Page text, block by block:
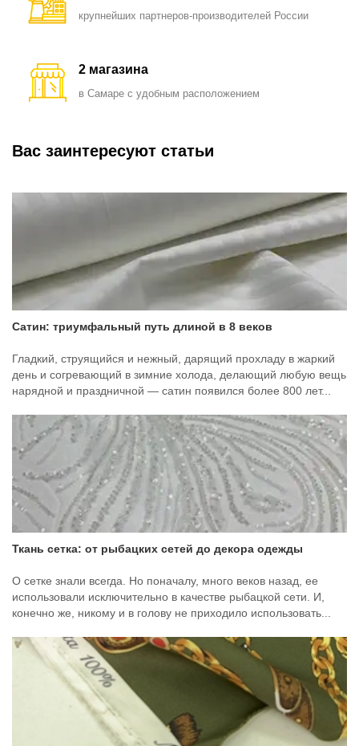
крупнейших партнеров-производителей России
2 магазина
в Самаре с удобным расположением
Вас заинтересуют статьи
Сатин: триумфальный путь длиной в 8 веков
Гладкий, струящийся и нежный, дарящий прохладу в жаркий
день и согревающий в зимние холода, делающий любую вещь
нарядной и праздничной — сатин появился более 800 лет...
Ткань сетка: от рыбацких сетей до декора одежды
О сетке знали всегда. Но поначалу, много веков назад, ее
использовали исключительно в качестве рыбацкой сети. И,
конечно же, никому и в голову не приходило использовать...